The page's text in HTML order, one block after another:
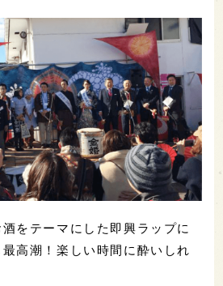
をテーマにした即興ラップに
高潮！楽しい時間に酔いしれ